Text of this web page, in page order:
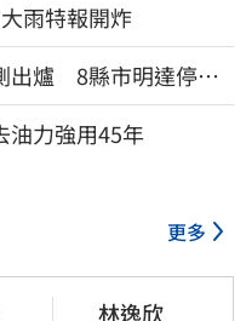
雨特報開炸
出爐 8縣市明達停班
力強用45年
更多
林逸欣